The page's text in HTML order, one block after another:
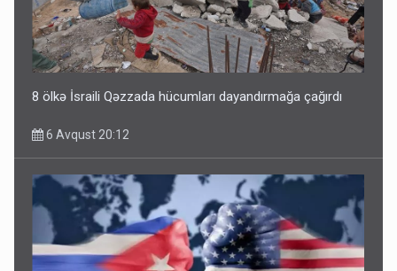
8 ölkə İsraili Qəzzada hücumları dayandırmağa çağırdı
6 Avqust 20:12